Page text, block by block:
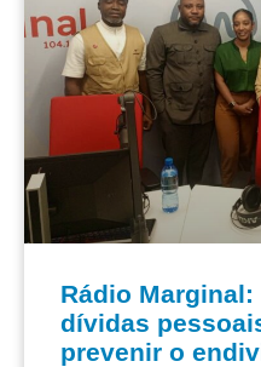
Rádio Marginal:
dívidas
prevenir o